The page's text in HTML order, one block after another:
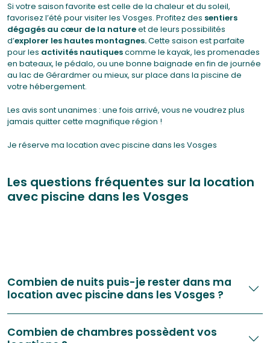
Si votre saison favorite est celle de la chaleur et du soleil,
favorisez l’été pour visiter les Vosges. Profitez des sentiers
dégagés au cœur de la natureet de leurs possibilités
d’explorer les hautes montagnes.Cette saison est parfaite
pour les activités nautiquescomme le kayak, les promenades
en bateaux, le pédalo, ou une bonne baignade en fin de journée
au lac de Gérardmer ou mieux, sur place dans la piscine de
votre hébergement.
Les avis sont unanimes : une fois arrivé, vous ne voudrez plus
jamais quitter cette magnifique région !
Je réserve ma location avec piscine dans les Vosges
Les questions fréquentes sur la location
avec piscine dans les Vosges
Combien de nuits puis-je rester dans ma
location avec piscine dans les Vosges ?
Trois nuits ? Restez lenombre de nuits que vous souhaitez !
Combien de chambres possèdent vos